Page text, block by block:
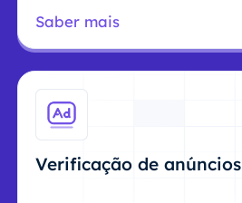
Saber mais
Verificação de anúncios